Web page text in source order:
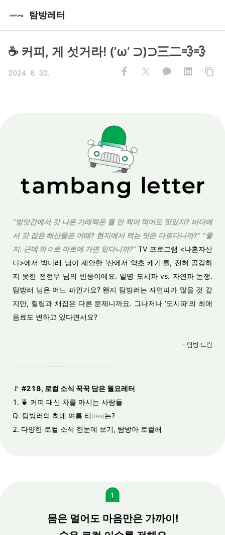
탐방레터
☕️ 커피, 게 섯거라! (’ω’ ⊃)⊃三二💨💨
2024. 6. 30.
“방앗간에서 갓 나온 가래떡은 뭘 안 찍어 먹어도 맛있지? 바다에
서 갓 잡은 해산물은 어때? 현지에서 먹는 맛은 다르다니까?” “좋
지. 근데 하ㅇ로 마트에 가면 있다니까?” TV 프로그램 <나혼자산
다>에서 박나래 님이 제안한 '산에서 약초 캐기'를, 전혀 공감하
지 못한 전현무 님의 반응이에요. 일명 도시파 vs. 자연파 논쟁.
탐방러 님은 어느 파인가요? 왠지 탐방러는 자연파가 많을 것 같
지만, 힐링과 채집은 다른 문제니까요. 그나저나 ‘도시파’의 최애
음료도 변하고 있다면서요?
- 탐방 드림
🚩 #218, 로컬 소식 꾹꾹 담은 월요레터
1. 🍵 커피 대신 차를 마시는 사람들
Q. 탐방러의 최애 여름 티 (tea)는?
2. 다양한 로컬 소식 한눈에 보기, 탐방아 로컬해
몸은 멀어도 마음만은 가까이!